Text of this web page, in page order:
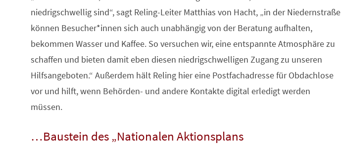
niedrigschwellig sind“, sagt Reling-Leiter Matthias von Hacht, „in der Niedernstraße
können Besucher*innen sich auch unabhängig von der Beratung aufhalten,
bekommen Wasser und Kaffee. So versuchen wir, eine entspannte Atmosphäre zu
schaffen und bieten damit eben diesen niedrigschwelligen Zugang zu unseren
Hilfsangeboten.“ Außerdem hält Reling hier eine Postfachadresse für Obdachlose
vor und hilft, wenn Behörden- und andere Kontakte digital erledigt werden
müssen.
…Baustein des „Nationalen Aktionsplans